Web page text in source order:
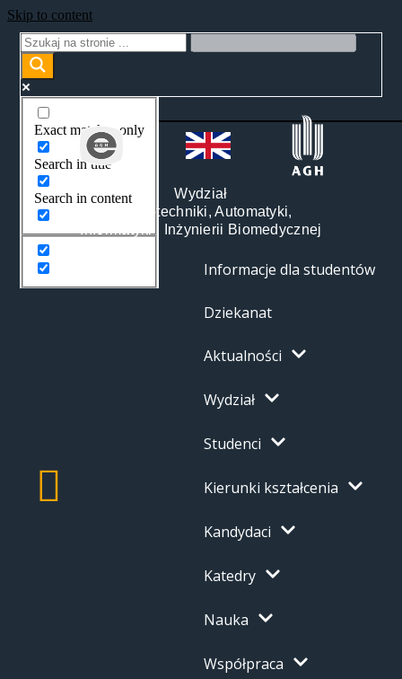
Skip to content
Exact matches only
Search in title
Search in content
Wydział
Elektrotechniki, Automatyki,
Informatyki i Inżynierii Biomedycznej
Informacje dla studentów
Dziekanat
Aktualności
Wydział
Studenci
Kierunki kształcenia
Kandydaci
Katedry
Nauka
Współpraca